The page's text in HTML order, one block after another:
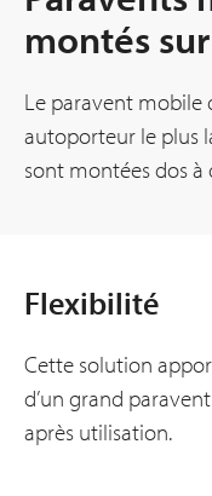
montés
Le paravent mobile
autoporteur le plus
sont montées dos à
Flexibilité
Cette solution
d’un grand
après utilisation.